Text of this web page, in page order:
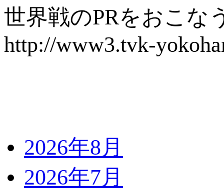
世界戦のPRをおこな
http://www3.tvk-
2026年8月
2026年7月